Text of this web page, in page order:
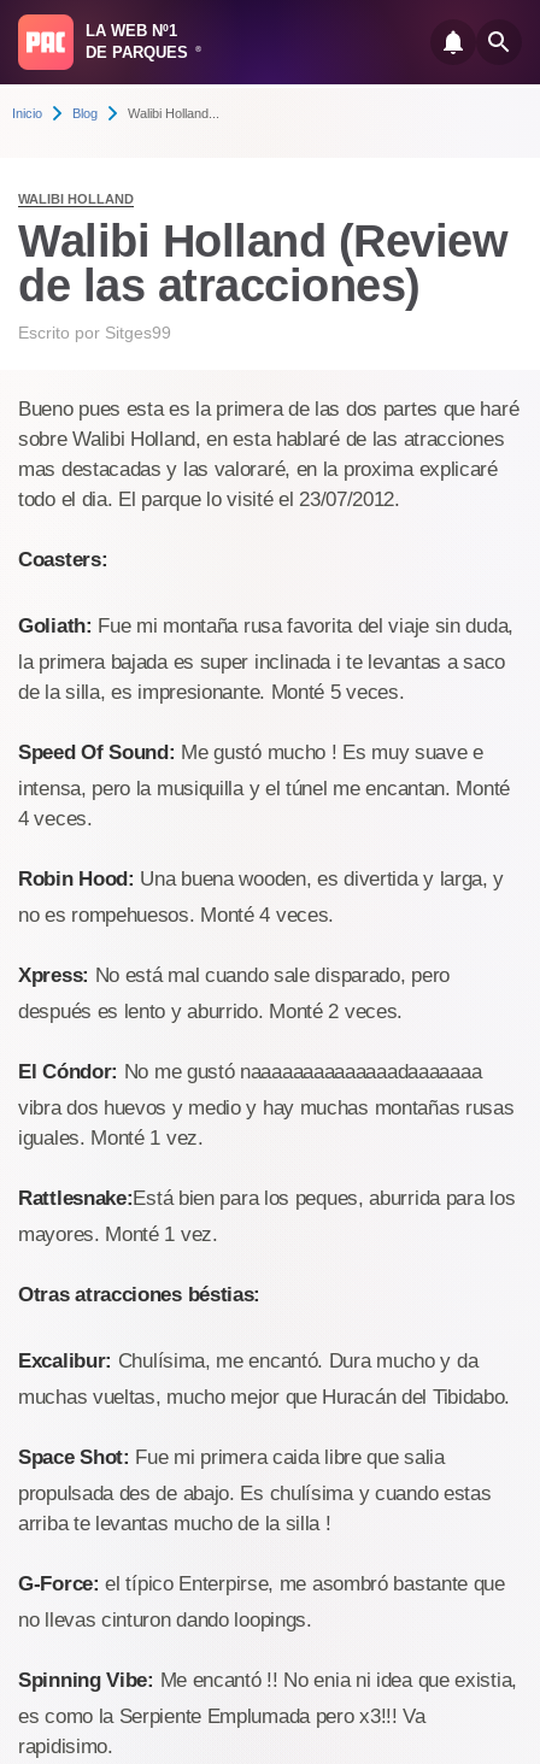
LA WEB Nº1
DE PARQUES
®
Inicio Blog Walibi Holland...
WALIBI HOLLAND
Walibi Holland (Review
de las atracciones)
Escrito por Sitges99
Bueno pues esta es la primera de las dos partes que haré
sobre Walibi Holland, en esta hablaré de las atracciones
mas destacadas y las valoraré, en la proxima explicaré
todo el dia. El parque lo visité el 23/07/2012.
Coasters:
Goliath: Fue mi montaña rusa favorita del viaje sin duda,
la primera bajada es super inclinada i te levantas a saco
de la silla, es impresionante. Monté 5 veces.
Speed Of Sound: Me gustó mucho ! Es muy suave e
intensa, pero la musiquilla y el túnel me encantan. Monté
4 veces.
Robin Hood: Una buena wooden, es divertida y larga, y
no es rompehuesos. Monté 4 veces.
Xpress: No está mal cuando sale disparado, pero
después es lento y aburrido. Monté 2 veces.
El Cóndor: No me gustó naaaaaaaaaaaaaadaaaaaaa
vibra dos huevos y medio y hay muchas montañas rusas
iguales. Monté 1 vez.
Rattlesnake:Está bien para los peques, aburrida para los
mayores. Monté 1 vez.
Otras atracciones béstias:
Excalibur: Chulísima, me encantó. Dura mucho y da
muchas vueltas, mucho mejor que Huracán del Tibidabo.
Space Shot: Fue mi primera caida libre que salia
propulsada des de abajo. Es chulísima y cuando estas
arriba te levantas mucho de la silla !
G-Force: el típico Enterpirse, me asombró bastante que
no llevas cinturon dando loopings.
Spinning Vibe: Me encantó !! No enia ni idea que existia,
es como la Serpiente Emplumada pero x3!!! Va
rapidisimo.